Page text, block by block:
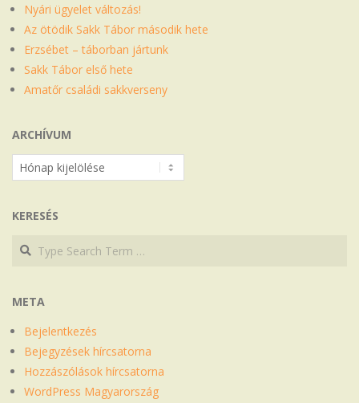
Nyári ügyelet változás!
Az ötödik Sakk Tábor második hete
Erzsébet – táborban jártunk
Sakk Tábor első hete
Amatőr családi sakkverseny
ARCHÍVUM
Archívum
KERESÉS
Search
Search
META
Bejelentkezés
Bejegyzések hírcsatorna
Hozzászólások hírcsatorna
WordPress Magyarország